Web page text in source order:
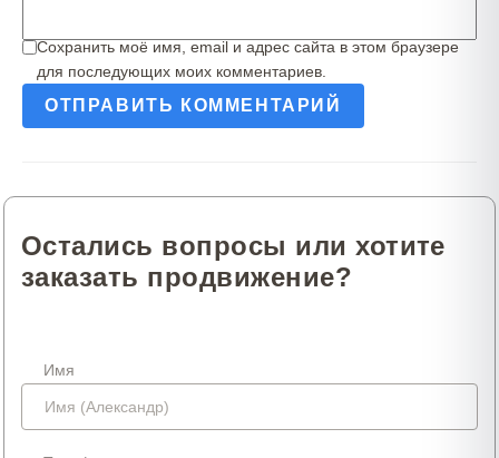
Сохранить моё имя, email и адрес сайта в этом браузере
для последующих моих комментариев.
Остались вопросы или хотите
заказать продвижение?
Имя